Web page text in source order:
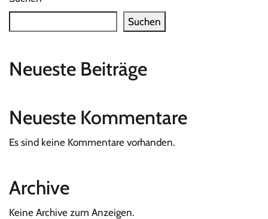
Suchen
Neueste Beiträge
Neueste Kommentare
Es sind keine Kommentare vorhanden.
Archive
Keine Archive zum Anzeigen.